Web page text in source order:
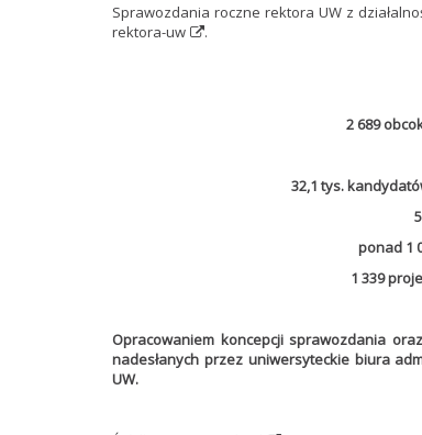
Sprawozdania roczne rektora UW z
rektora-uw
.
2 689
32,1 tys.
ponad 1
1 339
Opracowaniem koncepcji sprawozdania
nadesłanych przez uniwersyteckie biura
UW.